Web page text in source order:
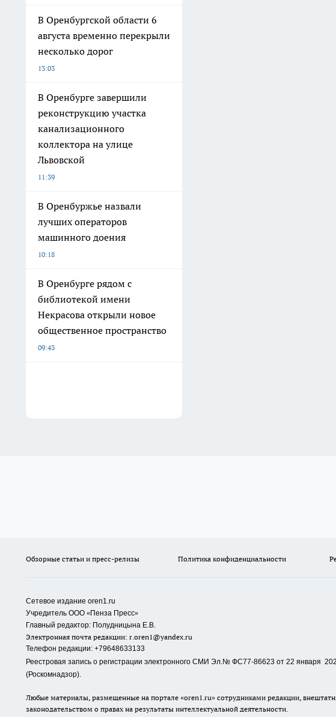
В Оренбургской области 6
августа временно перекрыли
несколько дорог
13:03
В Оренбурге завершили
реконструкцию участка
канализационного
коллектора на улице
Львовской
11:39
В Оренбуржье назвали
лучших операторов
машинного доения
10:18
В Оренбурге рядом с
библиотекой имени
Некрасова открыли новое
общественное пространство
09:43
Обзорные статьи и пресс-релизы Политика конфиденциальности
Сетевое издание oren1.ru
Учредитель ООО «Пенза Пресс»
Главный редактор: Полудницына Е.В.
Электронная почта редакции: r.oren1@yandex.ru
Телефон редакции: +79648633133
Реестровая запись о регистрации электронного СМИ Эл.№ ФС77-86623 от 22 января
(Роскомнадзор).
Любые материалы, размещенные на портале «oren1.ru» сотрудниками редакции,
законодательством о правах на результаты интеллектуальной деятельности.